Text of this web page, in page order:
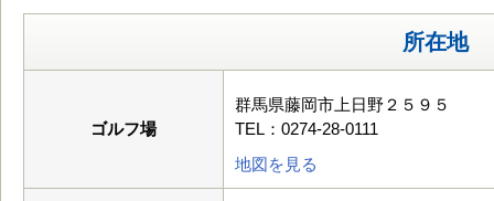
所在地
ゴルフ場
群馬県藤岡市上日野２５９５
TEL：0274-28-0111
地図を見る